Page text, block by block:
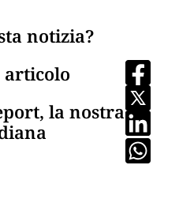
notizia?
articolo
la nostra